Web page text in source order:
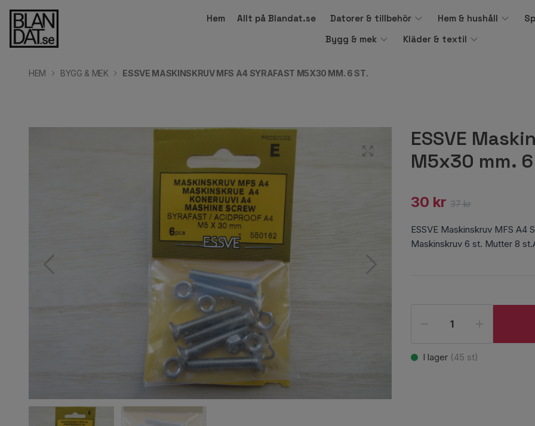
Hem Allt på Blandat.se Datorer & tillbehör Hem & hushåll
Bygg & mek
Kläder & textil
HEM BYGG & MEK ESSVE MASKINSKRUV MFS A4 SYRAFAST M5X30 MM. 6 ST.
ESSVE
M5x30 mm.
30 kr 37 kr
ESSVE Maskinskruv MFS A4
Maskinskruv 6 st. Mutter 8
I lager (45 st)